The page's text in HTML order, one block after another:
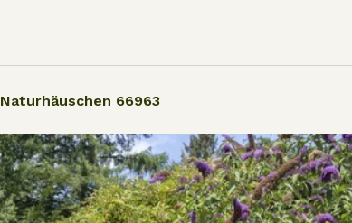
Naturhäuschen 66963